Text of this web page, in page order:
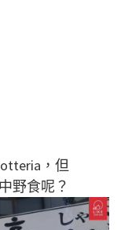
，但
野食呢？